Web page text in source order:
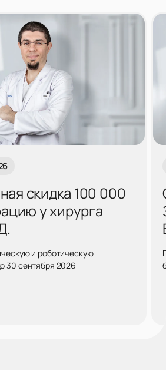
скидка 100 000
у хирурга
и роботическую
30 сентября 2026